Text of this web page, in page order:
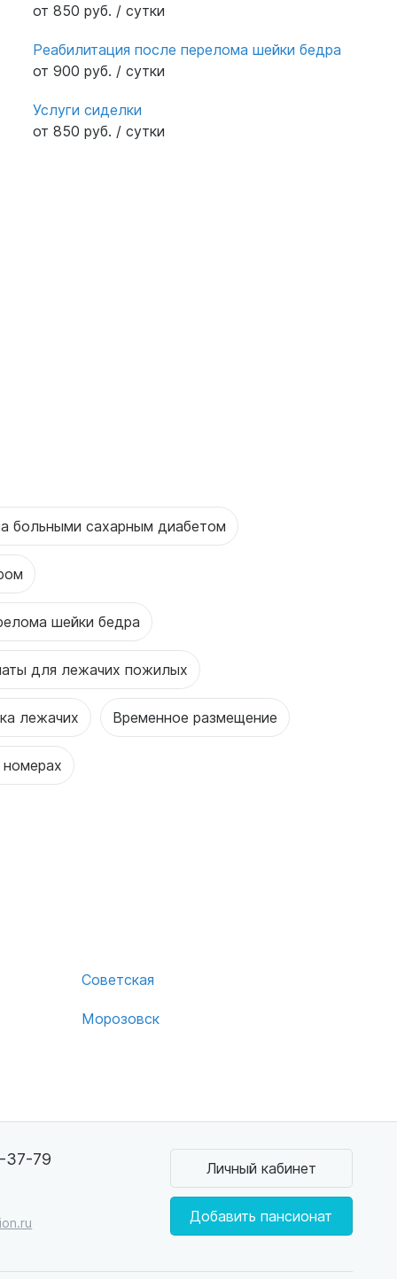
от 850 руб. / сутки
Реабилитация после перелома шейки бедра
от 900 руб. / сутки
Услуги сиделки
от 850 руб. / сутки
больными сахарным диабетом
шейки бедра
для лежачих пожилых
лежачих Временное размещение
Советская
Морозовск
37-79 Личный кабинет
Добавить пансионат